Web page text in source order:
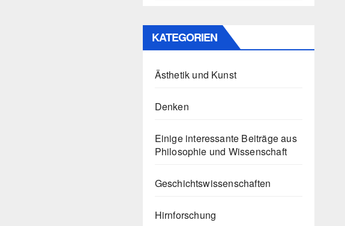
KATEGORIEN
Ästhetik und Kunst
Denken
Einige interessante Beiträge aus
Philosophie und Wissenschaft
Geschichtswissenschaften
Hirnforschung